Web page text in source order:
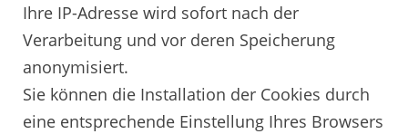
Ihre IP-Adresse wird sofort nach der
Verarbeitung und vor deren Speicherung
anonymisiert.
Sie können die Installation der Cookies durch
eine entsprechende Einstellung Ihres Browsers